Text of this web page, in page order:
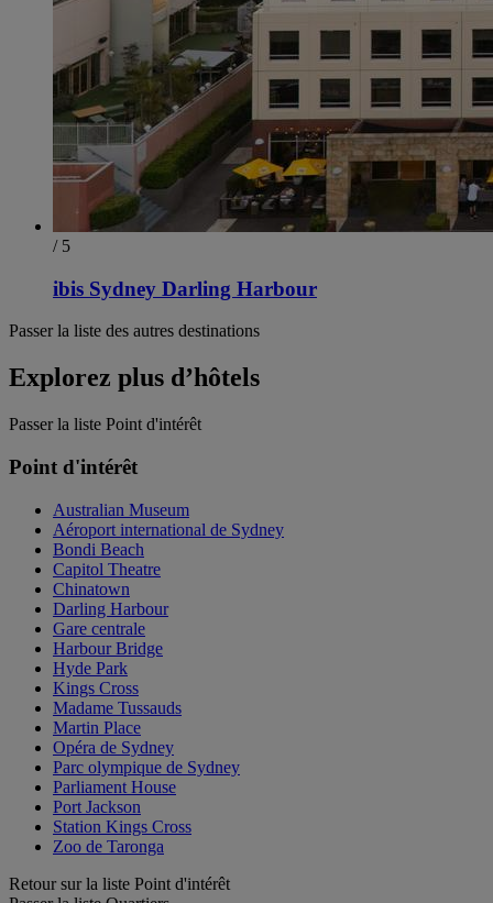
/ 5
ibis Sydney Darling Harbour
Passer la liste des autres destinations
Explorez plus d’hôtels
Passer la liste Point d'intérêt
Point d'intérêt
Australian Museum
Aéroport international de Sydney
Bondi Beach
Capitol Theatre
Chinatown
Darling Harbour
Gare centrale
Harbour Bridge
Hyde Park
Kings Cross
Madame Tussauds
Martin Place
Opéra de Sydney
Parc olympique de Sydney
Parliament House
Port Jackson
Station Kings Cross
Zoo de Taronga
Retour sur la liste Point d'intérêt